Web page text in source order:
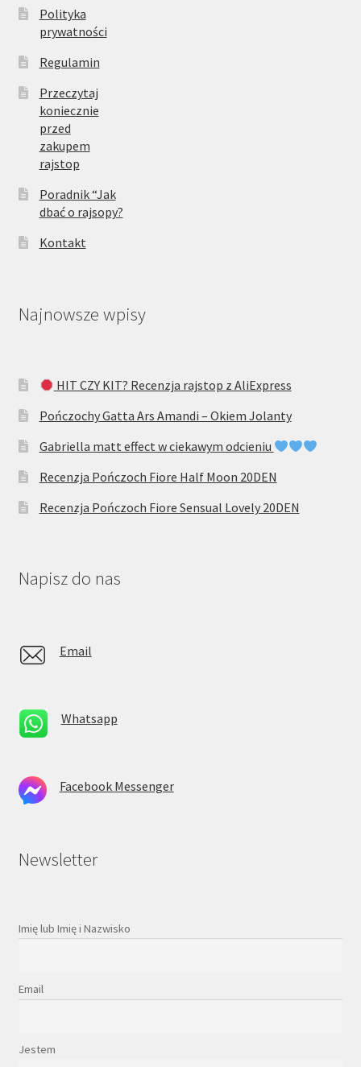
Polityka
prywatności
Regulamin
Przeczytaj
koniecznie
przed
zakupem
rajstop
Poradnik “Jak
dbać o rajsopy?
Kontakt
Najnowsze wpisy
HIT CZY KIT? Recenzja rajstop z AliExpress
Pończochy Gatta Ars Amandi – Okiem Jolanty
Gabriella matt effect w ciekawym odcieniu
Recenzja Pończoch Fiore Half Moon 20DEN
Recenzja Pończoch Fiore Sensual Lovely 20DEN
Napisz do nas
Email
Whatsapp
Facebook Messenger
Newsletter
Imię lub Imię i Nazwisko
Email
Jestem